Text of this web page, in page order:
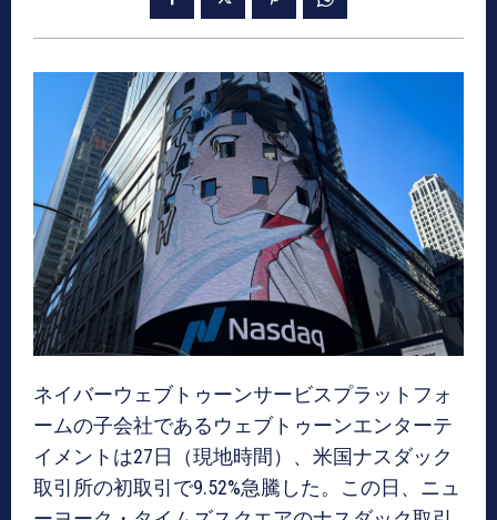
ネイバーウェブトゥーンサービスプラットフォ
ームの子会社であるウェブトゥーンエンターテ
イメントは27日（現地時間）、米国ナスダック
取引所の初取引で9.52%急騰した。この日、ニュ